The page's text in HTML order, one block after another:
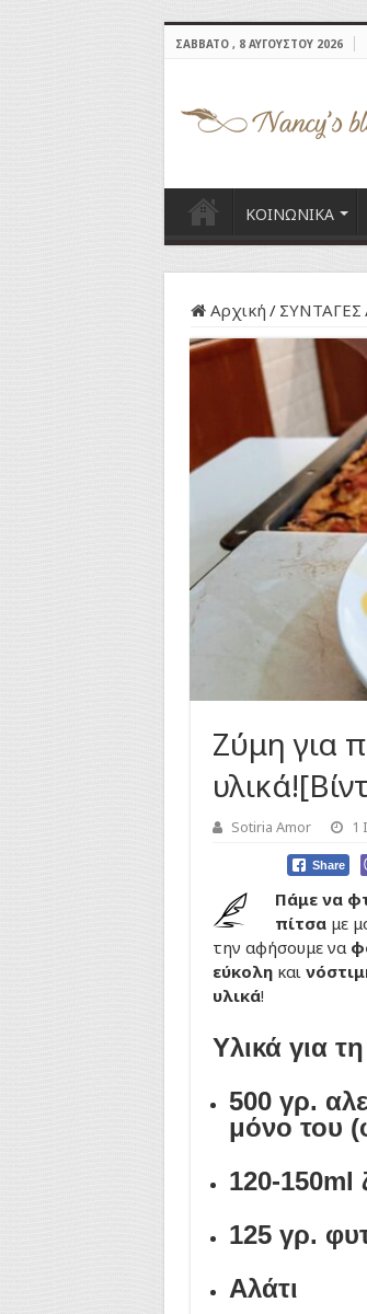
ΣΆΒΒΑΤΟ , 8 ΑΥΓΟΎΣΤΟΥ 2026
ΚΟΙΝΩΝΙΚΑ
Αρχική / ΣΥΝΤΑΓΕΣ
Ζύμη για
Sotiria Amor 1
Share
Πάμε να
πίτσαμε
την αφήσουμε να
εύκοληκαι
υλικά!
Υλικά για
500 γρ.
μόνο του
120-150ml
125 γρ.
Αλάτι